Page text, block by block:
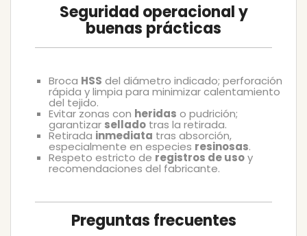
Seguridad operacional y
buenas prácticas
Broca HSS del diámetro indicado; perforación
rápida y limpia para minimizar calentamiento
del tejido.
Evitar zonas con heridas o pudrición;
garantizar sellado tras la retirada.
Retirada inmediata tras absorción,
especialmente en especies resinosas.
Respeto estricto de registros de usoy
recomendaciones del fabricante.
Preguntas frecuentes